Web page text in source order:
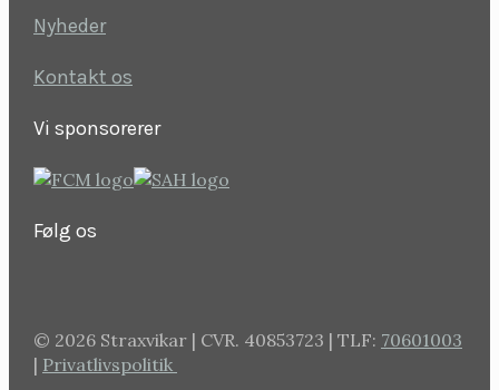
Nyheder
Kontakt os
Vi sponsorerer
Følg os
© 2026 Straxvikar | CVR. 40853723 | TLF: 70601003
| Privatlivspolitik